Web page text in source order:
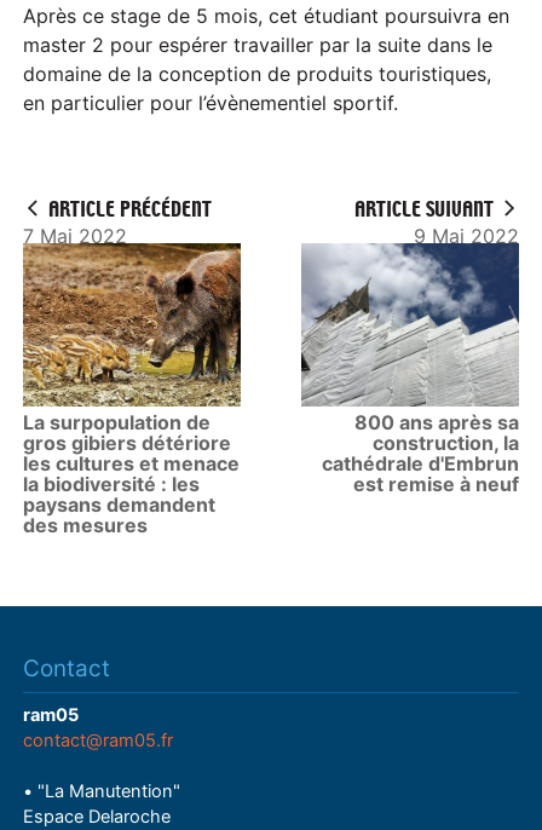
l
a
y
Après ce stage de 5 mois, cet étudiant poursuivra en
master 2 pour espérer travailler par la suite dans le
domaine de la conception de produits touristiques,
en particulier pour l’évènementiel sportif.
ARTICLE PRÉCÉDENT
7 Mai 2022
La surpopulation de
gros gibiers détériore
les cultures et menace
la biodiversité : les
paysans demandent
des mesures
ARTICLE SUIVANT
9 Mai 2022
800 ans après sa
construction, la
cathédrale d'Embrun
est remise à neuf
Contact
ram05
contact@ram05.fr
• "La Manutention"
Espace Delaroche